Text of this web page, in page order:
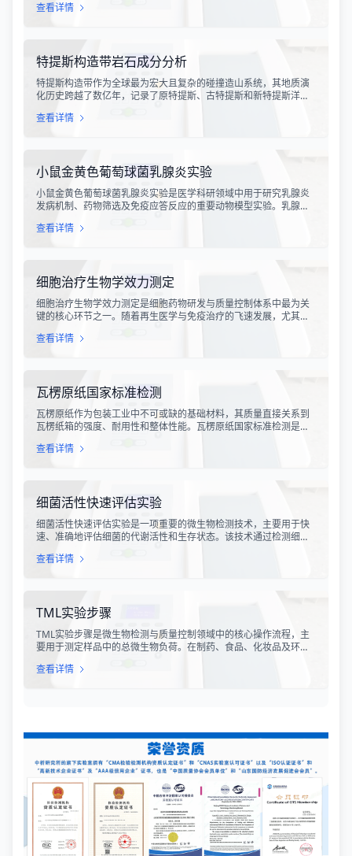
具有上升时间快、持续时间短、能量密度高等特点，可能对周围的
查看详情
特提斯构造带岩石成分分析
特提斯构造带作为全球最为宏大且复杂的碰撞造山系统，其地质演
化历史跨越了数亿年，记录了原特提斯、古特提斯和新特提斯洋的
板块俯冲、碰撞造山机制以及成矿作用规律的关键手段。特提斯构
查看详情
小鼠金黄色葡萄球菌乳腺炎实验
小鼠金黄色葡萄球菌乳腺炎实验是医学科研领域中用于研究乳腺炎
发病机制、药物筛选及免疫应答反应的重要动物模型实验。乳腺炎
和畜牧业经济均构成显著影响。金黄色葡萄球菌作为引发乳腺炎的
查看详情
细胞治疗生物学效力测定
细胞治疗生物学效力测定是细胞药物研发与质量控制体系中最为关
键的核心环节之一。随着再生医学与免疫治疗的飞速发展，尤其是
确地评估这些“活细胞药物”的临床治疗潜力，成为了监管部门与制药
查看详情
瓦楞原纸国家标准检测
瓦楞原纸作为包装工业中不可或缺的基础材料，其质量直接关系到
瓦楞纸箱的强度、耐用性和整体性能。瓦楞原纸国家标准检测是依
对瓦楞原纸的各项物理性能指标进行系统化测试和评价的过程。该
查看详情
细菌活性快速评估实验
细菌活性快速评估实验是一项重要的微生物检测技术，主要用于快
速、准确地评估细菌的代谢活性和生存状态。该技术通过检测细菌
细菌活性的定量数据，为环境监测、食品安全、医药研发和工业生
查看详情
TML实验步骤
TML实验步骤是微生物检测与质量控制领域中的核心操作流程，主
要用于测定样品中的总微生物负荷。在制药、食品、化妆品及环境
量、安全性以及生产过程控制水平的关键指标。通过对样品中需氧
查看详情